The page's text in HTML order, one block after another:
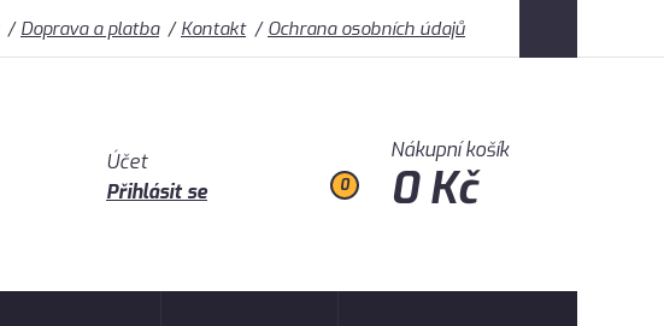
Doprava a platba Kontakt Ochrana osobních údajů
Účet
Přihlásit se
0
Nákupní košík
0 Kč